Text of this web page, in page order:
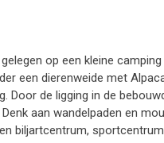
op een kleine
een dierenweide met
Door de ligging in de
aan wandelpaden en
biljartcentrum,